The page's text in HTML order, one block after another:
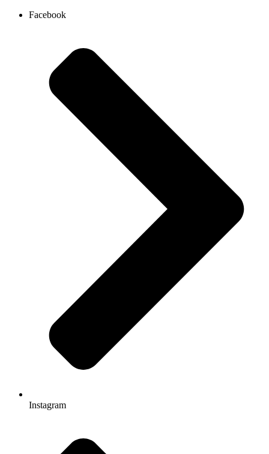
Facebook
Instagram